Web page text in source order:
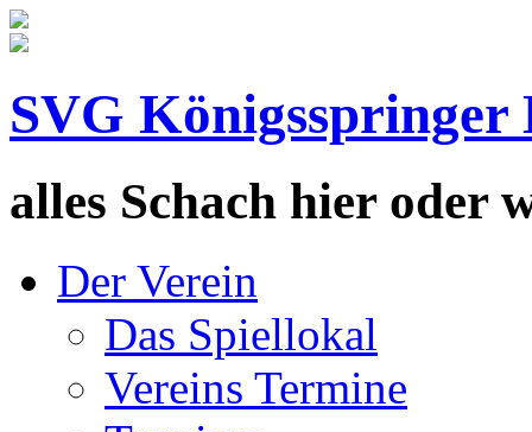
SVG Königsspringer
alles Schach hier oder
Der Verein
Das Spiellokal
Vereins Termine